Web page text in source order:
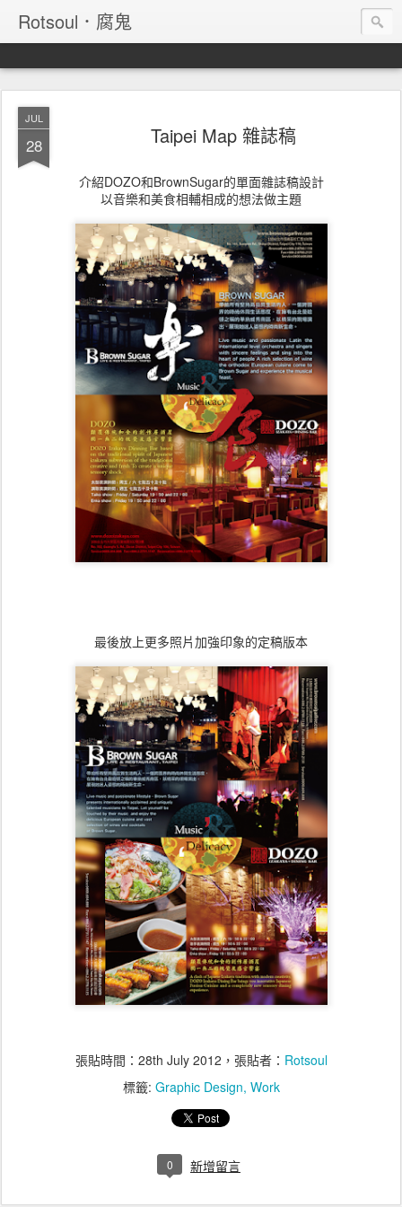
Rotsoul．腐鬼
JUL
28 Taipei Map 雜誌稿
介紹DOZO和BrownSugar的單面雜誌稿設計
以音樂和美食相輔相成的想法做主題
最後放上更多照片加強印象的定稿版本
張貼時間： 28th July 2012 ，張貼者： Rotsoul
標籤: Graphic Design Work
0 新增留言